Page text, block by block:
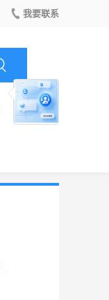
我要联系